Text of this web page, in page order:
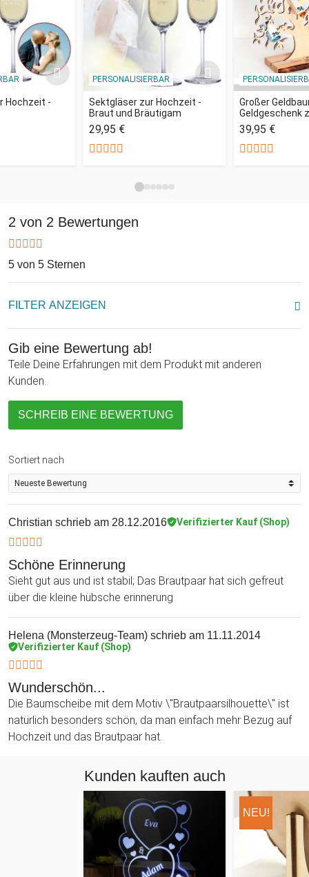
Hochzeit -
PERSONALISIERBAR
Sektgläser zur Hochzeit -
Braut und Bräutigam
29,95 €
Großer
Geldgeschenk
39,95 €
2 von 2 Bewertungen
5 von 5 Sternen
FILTER ANZEIGEN
Gib eine Bewertung ab!
Teile Deine Erfahrungen mit dem Produkt mit anderen
Kunden.
SCHREIB EINE BEWERTUNG
Sortiert nach
Christian schrieb am 28.12.2016 Verifizierter Kauf (Shop)
Schöne Erinnerung
Sieht gut aus und ist stabil; Das Brautpaar hat sich gefreut
über die kleine hübsche erinnerung
Helena (Monsterzeug-Team) schrieb am 11.11.2014
Verifizierter Kauf (Shop)
Wunderschön...
Die Baumscheibe mit dem Motiv \"Brautpaarsilhouette\" ist
natürlich besonders schön, da man einfach mehr Bezug auf
Hochzeit und das Brautpaar hat.
Kunden kauften auch
NEU!